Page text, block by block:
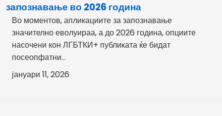
запознавање во 2026 година
Во моментов, апликациите за запознавање
значително еволуираа, а до 2026 година, опциите
насочени кон ЛГБТКИ+ публиката ќе бидат
посеопфатни...
јануари 11, 2026